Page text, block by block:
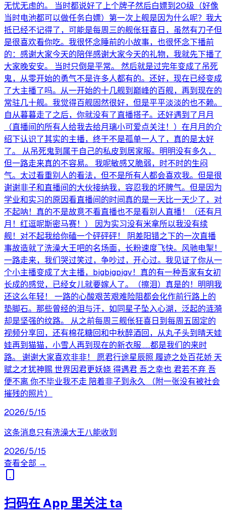
无忧无虑的。 当时都说好了上个牌子然后白嫖到20级（好像
当时电池都可以做任务白嫖）第一次上舰是因为什么呢？我大
抵已经不记得了，可能是每周三的舰伥狂喜日，虽然有刀子但
是很喜欢看你吃。我很怀念睡前的小故事，也很怀念下播前
的：感谢大家今天的陪伴感谢大家今天的礼物，我就先下播了
大家晚安安。 当时只倒是平常。 然后就是过完年变成了吊死
鬼，从零开始的勇气不是许多人都有的。还好，现在已经变成
了大主播了吗。从一开始的十几舰到巅峰的百舰，再到现在的
常驻几十舰。我觉得百舰固然很好，但是平平淡淡的也不赖。
自从暮暮走了之后，你就没有了直播搭子。还好遇到了月月
（直播间的所有人给我去给月璃小可爱点关注！）在月月的介
绍下认识了其实的主播，终于不是孤单一人了，真的是太好
了。 从吊死鬼到属于自己的私皮到居家服。明明没有多久，
但一路走来真的不容易。 我呢敏感又脆弱，时不时的生闷
气。太过看重别人的看法，但不是所有人都会喜欢我。但是很
谢谢非子和直播间的大伙接纳我，容忍我的坏脾气。但是因为
学业和实习的原因看直播间的时间真的是一天比一天少了，对
不起呐！真的不是故意不看直播也不是看别人直播！（还有月
月！红逗呢斯密马赛！） 因为实习没有米拿所以我没有续
舰！对不起我给你磕一个砰砰砰！ 阴差阳错之下的一次直播
事故造就了洗澡大王吧的名场面，长粉速度飞快。风驰电掣！
一路走来，我们哭过笑过，争吵过，开心过。我见证了你从一
个小主播变成了大主播，bigbigpigv！真的有一种吾家有女初
长成的感觉，已经女儿就要嫁人了。（擦泪）真是的！明明我
还这么年轻！ 一路的心酸艰苦艰难险阻都会化作前行路上的
垫脚石。那些曾经的泪与汗，如同星子坠入心湖，泛起的涟漪
却是坚强的纹路。 从之前每周三舰伥狂喜日到每周五固定的
视频分享回，还有棉花糖回和中秋醉酒回，从丸子头到晴天娃
娃再到猫猫，小雪人再到现在的新衣服……都是我们的来时
路。 谢谢大家喜欢非非！ 愿君行途星辰照 履迹之处百花娇 天
赋之才犹神赐 世界因君更妖娆 得遇君 吾之幸也 君若不弃 吾
便不离 你不毕业我不走 陪着非子到永久 （附一张没有被社会
摧残的照片）
2026/5/15
这条消息只有洗澡大王八能收到
2026/5/15
查看全部 →
扫码在 App 里关注 ta